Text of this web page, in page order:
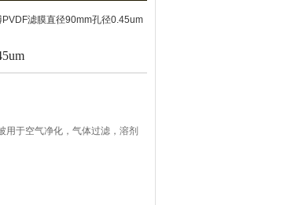
滤膜直径90mm孔径0.45um
于空气净化，气体过滤，溶剂